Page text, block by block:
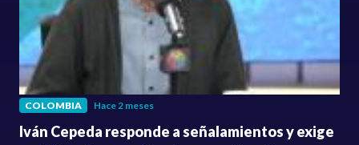
COLOMBIA Hace 2 meses
Iván Cepeda responde a señalamientos y exige